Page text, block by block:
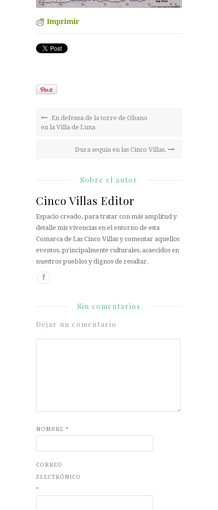
Imprimir
En defensa de la torre de Obano
en la Villa de Luna
Dura sequía en las Cinco Villas.
Sobre el autor
Cinco Villas Editor
Espacio creado, para tratar con más amplitud y
detalle mis vivencias en el entorno de esta
Comarca de Las Cinco Villas y comentar aquellos
eventos, principalmente culturales, acaecidos en
nuestros pueblos y dignos de resaltar.
Sin comentarios
Dejar un comentario
NOMBRE *
CORREO
ELECTRÓNICO
*